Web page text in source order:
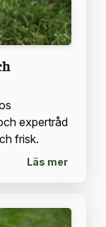
expertråd
frisk.
Läs mer